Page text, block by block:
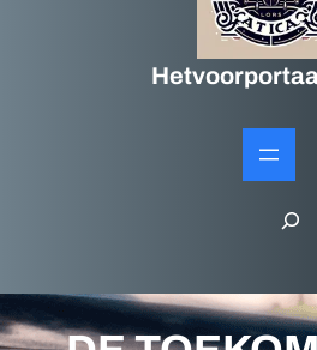
S
a
r